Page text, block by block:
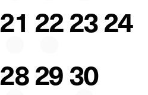
21 222324
282930